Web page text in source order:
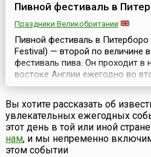
Пивной фестиваль в
Праздники Великобритании
Пивной фестиваль в Питерборо
Festival) — второй по величине
фестиваль пива. Он проходит
востоке Англии ежегодно во
августа.На фестиваль
человек, так что население
несколько раз, но ненадолго,
радость для гурманов пива
Вы хотите рассказать об
увлекательных ежегодных
этот день в той или иной
нам, и мы непременно
этом событии